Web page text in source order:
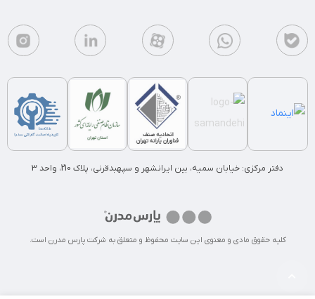
دفتر مرکزی: خیابان سمیه، بین ایرانشهر و سپهبدقرنی، پلاک 210، واحد 3
کلیه حقوق مادی و معنوی این سایت محفوظ و متعلق به شرکت پارس مدرن است.